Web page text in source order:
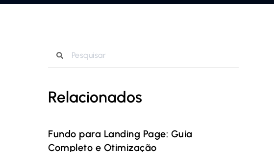
Relacionados
Fundo para Landing Page: Guia
Completo e Otimização